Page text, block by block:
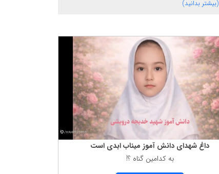
(بیشتر بدانید)
داغ شهدای دانش آموز میناب ابدی است
به كدامین گناه ؟!